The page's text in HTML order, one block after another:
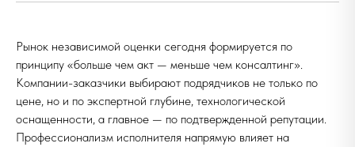
Рынок независимой оценки сегодня формируется по
принципу «больше чем акт — меньше чем консалтинг».
Компании-заказчики выбирают подрядчиков не только по
цене, но и по экспертной глубине, технологической
оснащенности, а главное — по подтвержденной репутации.
Профессионализм исполнителя напрямую влияет на